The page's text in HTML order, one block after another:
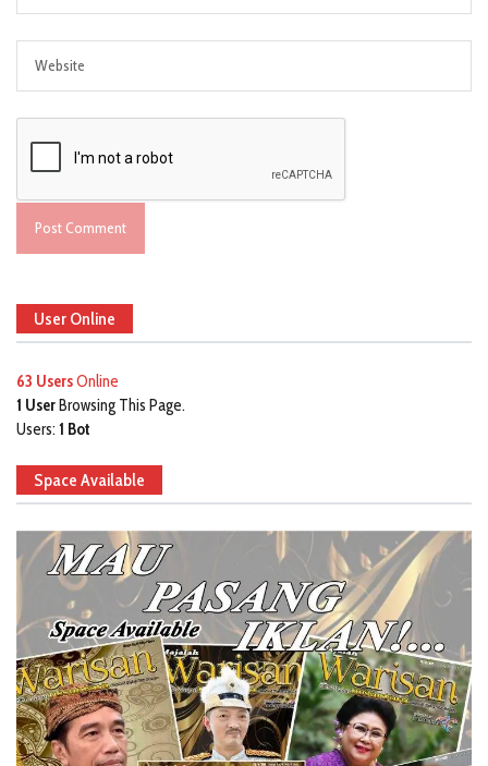
User Online
63 UsersOnline
1 UserBrowsing This Page.
Users: 1 Bot
Space Available